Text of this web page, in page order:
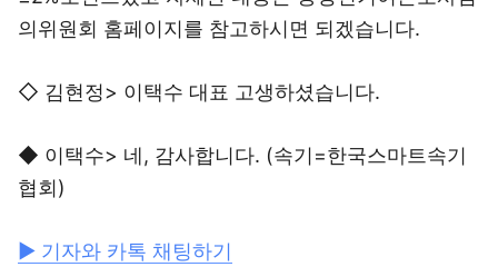
의위원회 홈페이지를 참고하시면 되겠습니다.
◇ 김현정> 이택수 대표 고생하셨습니다.
◆ 이택수> 네, 감사합니다. (속기=한국스마트속기
협회)
▶ 기자와 카톡 채팅하기